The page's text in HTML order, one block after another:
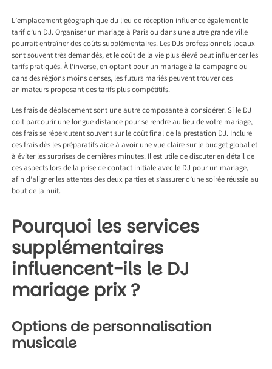
L’emplacement géographique du lieu de réception influence également le
tarif d’un DJ. Organiser un mariage à Paris ou dans une autre grande ville
pourrait entraîner des coûts supplémentaires. Les DJs professionnels locaux
sont souvent très demandés, et le coût de la vie plus élevé peut influencer les
tarifs pratiqués. À l’inverse, en optant pour un mariage à la campagne ou
dans des régions moins denses, les futurs mariés peuvent trouver des
animateurs proposant des tarifs plus compétitifs.
Les frais de déplacement sont une autre composante à considérer. Si le DJ
doit parcourir une longue distance pour se rendre au lieu de votre mariage,
ces frais se répercutent souvent sur le coût final de la prestation DJ. Inclure
ces frais dès les préparatifs aide à avoir une vue claire sur le budget global et
à éviter les surprises de dernières minutes. Il est utile de discuter en détail de
ces aspects lors de la prise de contact initiale avec le DJ pour un mariage,
afin d’aligner les attentes des deux parties et s’assurer d’une soirée réussie au
bout de la nuit.
Pourquoi les services
supplémentaires
influencent-ils le DJ
mariage prix ?
Options de personnalisation
musicale